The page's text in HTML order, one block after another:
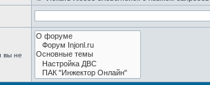
вы не